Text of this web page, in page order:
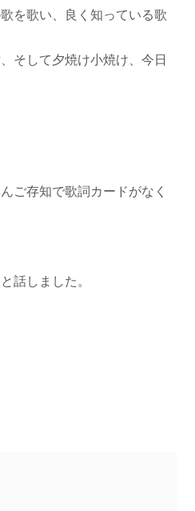
を歌い、良く知っている歌
そして夕焼け小焼け、今日
ご存知で歌詞カードがなく
話しました。